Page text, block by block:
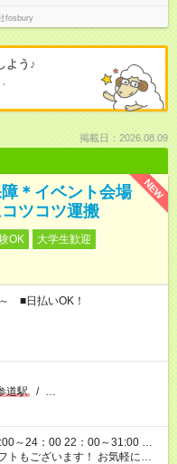
fosbury
よう♪
掲載日：2026.08.09
NEW
＊イベント会場
ツコツ運搬
OK
大学生歓迎
■日払いOK！
道駅 / …
～24：00 22：00～31:00 …